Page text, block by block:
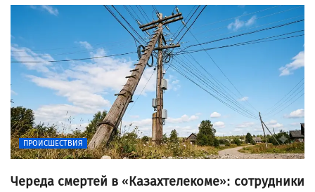
ПРОИСШЕСТВИЯ
Череда смертей в «Казахтелекоме»: сотрудники